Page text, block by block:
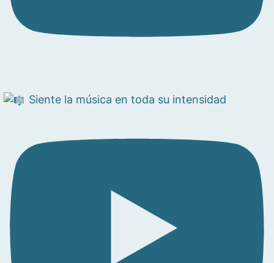
Siente la música en toda su intensidad